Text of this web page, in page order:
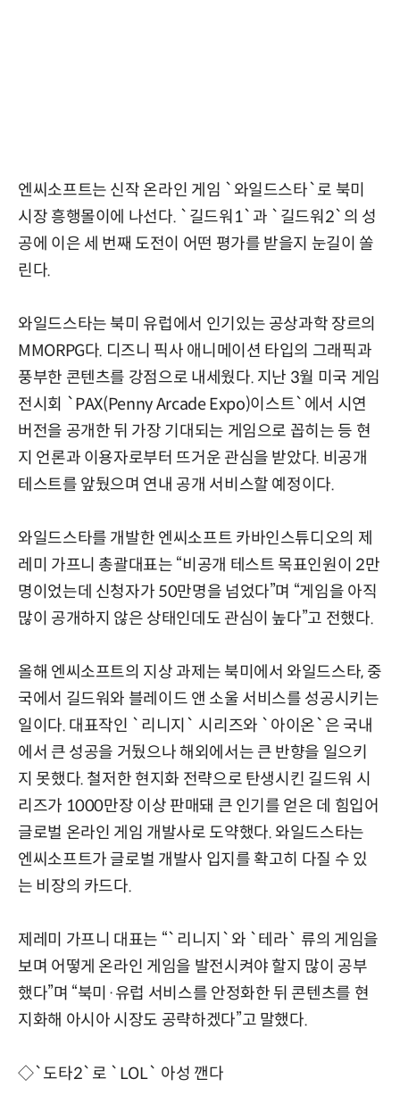
엔씨소프트는 신작 온라인 게임 `와일드스타`로 북미
시장 흥행몰이에 나선다. `길드워1`과 `길드워2`의 성
공에 이은 세 번째 도전이 어떤 평가를 받을지 눈길이 쏠
린다.
와일드스타는 북미 유럽에서 인기있는 공상과학 장르의
MMORPG다. 디즈니 픽사 애니메이션 타입의 그래픽과
풍부한 콘텐츠를 강점으로 내세웠다. 지난 3월 미국 게임
전시회 `PAX(Penny Arcade Expo)이스트`에서 시연
버전을 공개한 뒤 가장 기대되는 게임으로 꼽히는 등 현
지 언론과 이용자로부터 뜨거운 관심을 받았다. 비공개
테스트를 앞뒀으며 연내 공개 서비스할 예정이다.
와일드스타를 개발한 엔씨소프트 카바인스튜디오의 제
레미 가프니 총괄대표는 “비공개 테스트 목표인원이 2만
명이었는데 신청자가 50만명을 넘었다”며 “게임을 아직
많이 공개하지 않은 상태인데도 관심이 높다”고 전했다.
올해 엔씨소프트의 지상 과제는 북미에서 와일드스타, 중
국에서 길드워와 블레이드 앤 소울 서비스를 성공시키는
일이다. 대표작인 `리니지` 시리즈와 `아이온`은 국내
에서 큰 성공을 거뒀으나 해외에서는 큰 반향을 일으키
지 못했다. 철저한 현지화 전략으로 탄생시킨 길드워 시
리즈가 1000만장 이상 판매돼 큰 인기를 얻은 데 힘입어
글로벌 온라인 게임 개발사로 도약했다. 와일드스타는
엔씨소프트가 글로벌 개발사 입지를 확고히 다질 수 있
는 비장의 카드다.
제레미 가프니 대표는 “`리니지`와 `테라` 류의 게임을
보며 어떻게 온라인 게임을 발전시켜야 할지 많이 공부
했다”며 “북미·유럽 서비스를 안정화한 뒤 콘텐츠를 현
지화해 아시아 시장도 공략하겠다”고 말했다.
◇`도타2`로 `LOL` 아성 깬다